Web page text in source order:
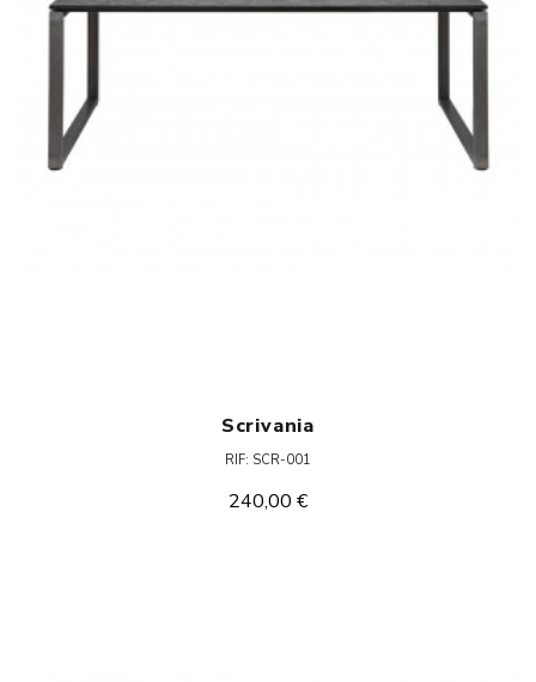
Scrivania
RIF: SCR-001
240,00 €